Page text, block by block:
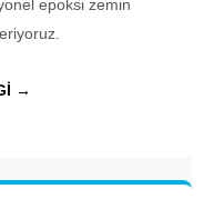
epoksi zemin
→